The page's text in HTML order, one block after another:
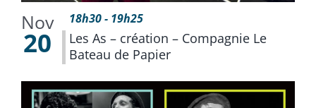
Nov
20
18h30- 19h25
Les As – création – Compagnie Le
Bateau de Papier